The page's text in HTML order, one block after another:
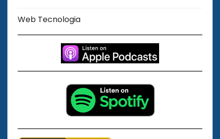
Web Tecnologia